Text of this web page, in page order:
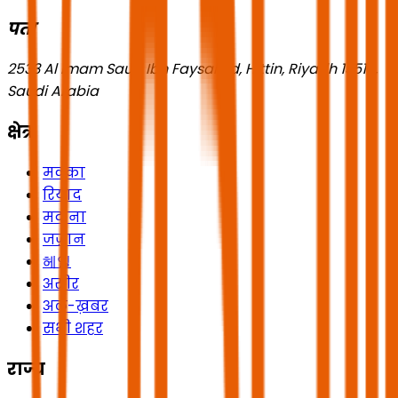
पता
2533 Al Imam Saud Ibn Faysal Rd, Hittin, Riyadh 13518,
Saudi Arabia
क्षेत्र
मक्का
रियाद
मदीना
जज़ान
헤일
असीर
अल-ख़बर
सभी शहर
राज्य